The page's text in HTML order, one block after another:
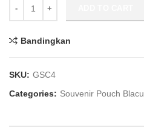
Bandingkan
SKU: GSC4
Categories: Souvenir Pouch Blacu